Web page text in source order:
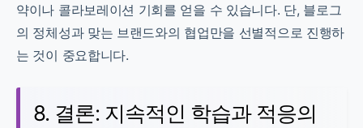
약이나 콜라보레이션 기회를 얻을 수 있습니다. 단, 블로그
의 정체성과 맞는 브랜드와의 협업만을 선별적으로 진행하
는 것이 중요합니다.
8. 결론: 지속적인 학습과 적응의